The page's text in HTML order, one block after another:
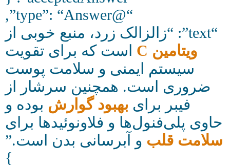
“@type”: “Answer”,
“text”: “زالزالک زرد، منبع خوبی از
ویتامین C
است که برای تقویت
سیستم ایمنی و سلامت پوست
ضروری است. همچنین سرشار از
فیبر برای بهبود گوارش بوده و
حاوی پلی‌فنول‌ها و فلاونوئیدها برای
سلامت قلبو آبرسانی بدن است.”
}